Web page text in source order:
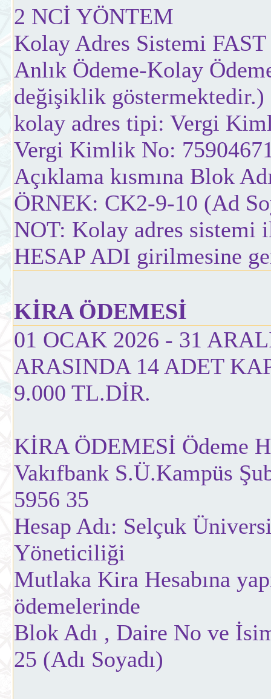
2 NCİ YÖNTEM
Kolay Adres Sistemi
Anlık Ödeme-Kolay
değişiklik göstermektedir.)
kolay adres tipi: Vergi
Vergi Kimlik No:
Açıklama kısmına Blok
ÖRNEK: CK2-9-10 (Ad
NOT: Kolay adres sistemi
HESAP ADI girilmesine
KİRA ÖDEMESİ
01 OCAK 2026 - 31
ARASINDA 14 ADET
9.000 TL.DİR.
KİRA ÖDEMESİ Ödeme
Vakıfbank S.Ü.Kampüs
5956 35
Hesap Adı: Selçuk
Yöneticiliği
Mutlaka Kira Hesabına
ödemelerinde
Blok Adı , Daire No ve
25 (Adı Soyadı)